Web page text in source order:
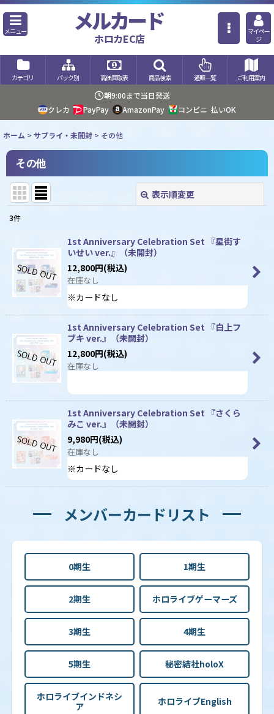
メニュー メルカード
ホロカEC店
マイペー
ジ
カテゴリ パック別 高価買取表 商品検索 通販一覧 ご利用案内
朝9:00まで当日発送
クレカ
PayPay AmazonPay コンビニ 払いOK
ホーム > サプライ・未開封 > その他
その他
表示順変更
並び順:
3件
1st Anniversary Celebration Set 『星街す
いせい ver.』（未開封）
12,800円(税込)
在庫なし
※カードなし
1st Anniversary Celebration Set 『白上フ
ブキ ver.』（未開封）
12,800円(税込)
在庫なし
1st Anniversary Celebration Set 『さくら
みこ ver.』（未開封）
9,980円(税込)
在庫なし
※カードなし
メンバーカードリスト
0期生 1期生
2期生 ホロライブゲーマーズ
3期生 4期生
5期生 秘密結社holoX
ホロライブインドネシ
ア
ホロライブEnglish